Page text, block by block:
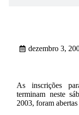
dezembro 3,
As inscrições
terminam neste
2003, foram